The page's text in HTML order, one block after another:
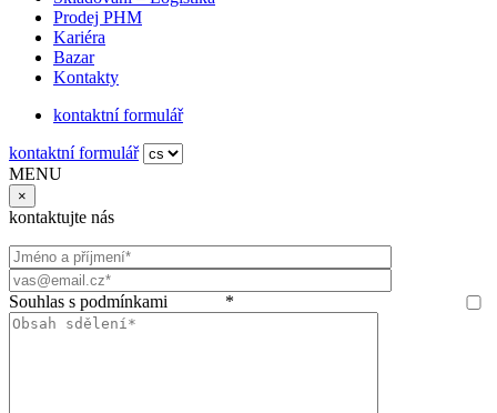
Prodej PHM
Kariéra
Bazar
Kontakty
kontaktní formulář
kontaktní formulář
MENU
×
kontaktujte nás
Souhlas s podmínkami *